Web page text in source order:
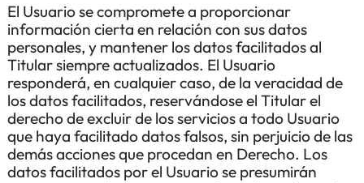
El Usuario se compromete a proporcionar
información cierta en relación con sus datos
personales, y mantener los datos facilitados al
Titular siempre actualizados. El Usuario
responderá, en cualquier caso, de la veracidad de
los datos facilitados, reservándose el Titular el
derecho de excluir de los servicios a todo Usuario
que haya facilitado datos falsos, sin perjuicio de las
demás acciones que procedan en Derecho. Los
datos facilitados por el Usuario se presumirán